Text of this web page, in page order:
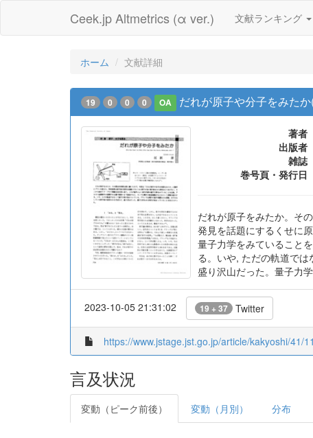
Ceek.jp Altmetrics (α ver.) 文献ランキング
ホーム 文献詳細
19 0 0 0 OA だれが原子や分子をみた
著者
出版者
雑誌
巻号頁・発行日
だれが原子をみたか。そ
発見を話題にするくせに
量子力学をみていること
る。いや, ただの軌道で
盛り沢山だった。量子力
2023-10-05 21:31:02 19 + 37 Twitter
https://www.jstage.jst.go.jp/article/kakyoshi/41/
言及状況
変動（ピーク前後） 変動（月別） 分布